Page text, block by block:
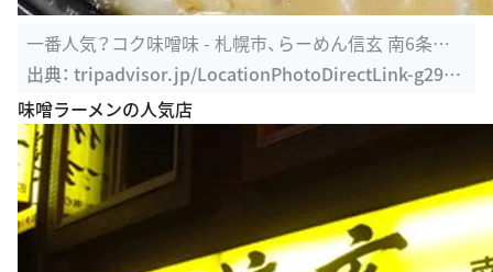
の写真 ...
出典：tripadvisor.jp/LocationPhotoDirectLink-g2985
60-d1199674-i147690542-Ramen_Shingen_Minami_
6joten-Sapporo_Hokkaido.html
味噌ラーメンの人気店